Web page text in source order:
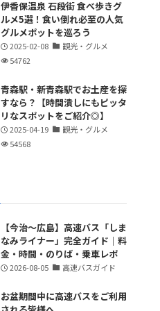
伊香保温泉 石段街 食べ歩きグ
ルメ5選！食い倒れ必至の人気
グルメポットを巡ろう
2025-02-08
観光・グルメ
54762
青森駅・新青森駅でお土産を探
すなら？【時間潰しにもピッタ
リなスポットをご紹介◎】
2025-04-19
観光・グルメ
54568
【今治～広島】高速バス「しま
なみライナー」完全ガイド｜料
金・時間・のりば・乗車レポ
2026-08-05 高速バスガイド
お盆期間中に高速バスをご利用